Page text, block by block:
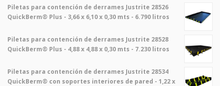
Piletas para contención de derrames Justrite 28526
QuickBerm® Plus - 3,66 x 6,10 x 0,30 mts - 6.790 litros
Piletas para contención de derrames Justrite 28528
QuickBerm® Plus - 4,88 x 4,88 x 0,30 mts - 7.230 litros
Piletas para contención de derrames Justrite 28534
QuickBerm® con soportes interiores de pared - 1,22 x